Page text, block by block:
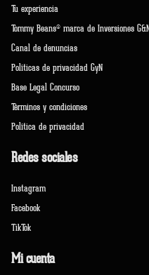
Tu experiencia
Tommy Beans® marca de Inversiones
Canal de denuncias
Políticas de privacidad GyN
Base Legal Concurso
Términos y condiciones
Política de privacidad
Redes sociales
Instagram
Facebook
TikTok
Mi cuenta